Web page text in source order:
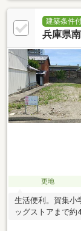
建築条件
兵庫県
更地
生活便利。賀集小
ッグストアまで約